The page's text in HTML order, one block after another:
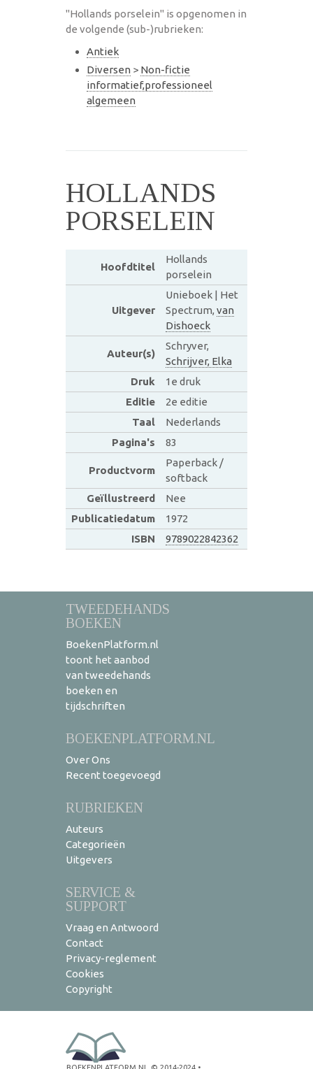
"Hollands porselein" is opgenomen in
de volgende (sub-)rubrieken:
Antiek
Diversen > Non-fictie
informatief,professioneel
algemeen
HOLLANDS
PORSELEIN
Hoofdtitel
Hollands
porselein
Uitgever
Unieboek | Het
Spectrum, van
Dishoeck
Auteur(s)
Schryver,
Schrijver, Elka
Druk
1e druk
Editie
2e editie
Taal
Nederlands
Pagina's
83
Productvorm
Paperback /
softback
Geïllustreerd
Nee
Publicatiedatum
1972
ISBN
9789022842362
TWEEDEHANDS
BOEKEN
BoekenPlatform.nl
toont het aanbod
van tweedehands
boeken en
tijdschriften
BOEKENPLATFORM.NL
Over Ons
Recent toegevoegd
RUBRIEKEN
Auteurs
Categorieën
Uitgevers
SERVICE &
SUPPORT
Vraag en Antwoord
Contact
Privacy-reglement
Cookies
Copyright
BOEKENPLATFORM.NL © 2014-2024 •